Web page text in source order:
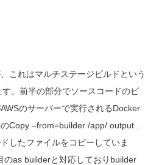
これはマルチステージビルドという
。前半の部分でソースコードのビ
AWSのサーバーで実行されるDocker
Copy –from=builder /app/.output .
したファイルをコピーしていま
のas builderと対応しておりbuilder